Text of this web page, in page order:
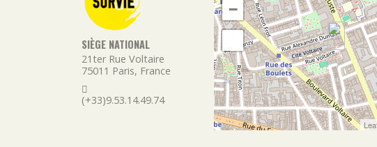
SIÈGE NATIONAL
21ter Rue Voltaire
75011 Paris, France
(+33)9.53.14.49.74
−